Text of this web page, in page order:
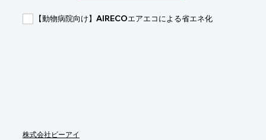
・心身のバランスを整え、ストレス軽減
【動物病院向け】AIRECOエアエコによる省エネ化
株式会社ビーアイ